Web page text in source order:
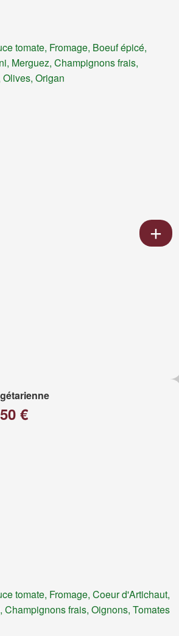
tomate, Fromage, Boeuf épicé,
Merguez, Champignons frais,
Origan
€
tomate, Fromage, Coeur d'Artichaut,
Champignons frais, Oignons, Tomates